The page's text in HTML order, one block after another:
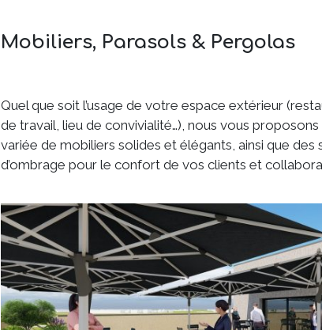
Mobiliers, Parasols & Pergolas
Quel que soit l’usage de votre espace extérieur
de travail, lieu de convivialité…), nous vous
variée de mobiliers solides et élégants, ainsi que des
d’ombrage pour le confort de vos clients et